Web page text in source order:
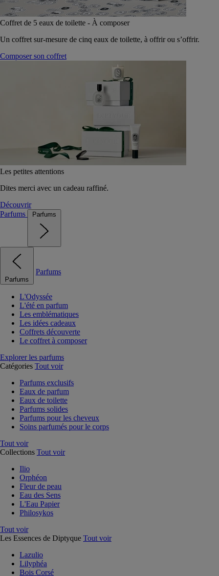
Coffret de 5 eaux de toilette - À composer
Un coffret sur-mesure de cinq eaux de toilette, à offrir ou s’offrir.
Composer son coffret
Les petites attentions
Dites merci avec un cadeau raffiné.
Découvrir
Parfums
Parfums
Parfums
Parfums
L'Odyssée
L'été en parfum
Les emblématiques
Les idées cadeaux
Coffrets découverte
Le coffret à composer
Explorer les parfums
Catégories Tout voir
Parfums exclusifs
Eaux de parfum
Eaux de toilette
Parfums solides
Parfums pour les cheveux
Soins parfumés pour le corps
Tout voir
Collections Tout voir
Ilio
Orphéon
Fleur de peau
Eau des Sens
L'Eau Papier
Philosykos
Tout voir
Les Essences de Diptyque Tout voir
Lazulio
Lilyphéa
Bois Corsé